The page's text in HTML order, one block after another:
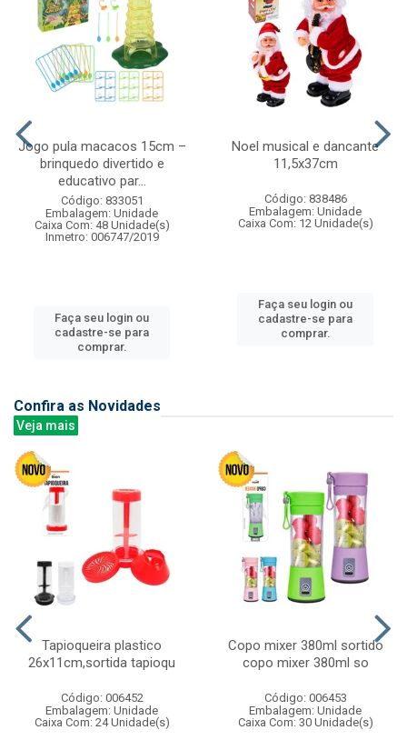
Jogo pula macacos 15cm –
brinquedo divertido e
educativo par...
Código: 833051
Embalagem: Unidade
Caixa Com: 48 Unidade(s)
Inmetro: 006747/2019
Faça seu login ou
cadastre-se para
comprar.
Noel musical e dancante
11,5x37cm
Código: 838486
Embalagem: Unidade
Caixa Com: 12 Unidade(s)
Faça seu login ou
cadastre-se para
comprar.
Confira as Novidades
Veja mais
Tapioqueira plastico
26x11cm,sortida tapioqu
Código: 006452
Embalagem: Unidade
Caixa Com: 24 Unidade(s)
Copo mixer 380ml sortido
copo mixer 380ml so
Código: 006453
Embalagem: Unidade
Caixa Com: 30 Unidade(s)